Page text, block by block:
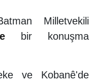
Milletvekili
bir konuşma
ve Kobanê'de